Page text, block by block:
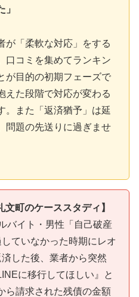
が「柔軟な対応」をする
口コミを集めてランキン
が目的の初期フェーズで
えた段階で対応が変わる
。また「返済猶予」は延
問題の先送りに過ぎませ
町のケーススタディ】
バイト・男性「自己破産
ていなかった時期にレオ
した後、業者から突然
に移行してほしい』と
ら請求された残債の金額